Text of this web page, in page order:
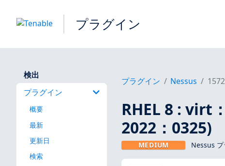
プラグイン
検出
プラグイン
概要
最新
更新日
検索
プラグイン Nessus
RHEL 8 : virt
2022：0325)
MEDIUM Nessus